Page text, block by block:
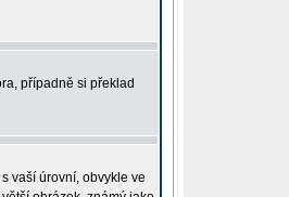
případně si překlad
vaší úrovní, obvykle ve